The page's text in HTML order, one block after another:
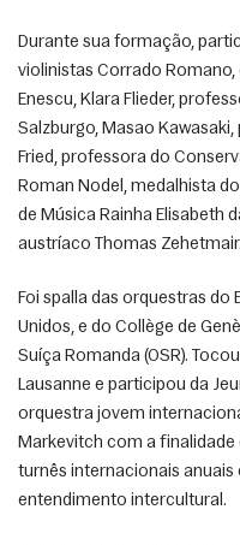
Durante sua formação,
violinistas Corrado Romano,
Enescu, Klara Flieder,
Salzburgo, Masao
Fried, professora do
Roman Nodel, medalhista
de Música Rainha Elisabeth
austríaco Thomas Zehetmair.
Foi spalla das orquestras do
Unidos, e do Collège de
Suíça Romanda (OSR).
Lausanne e participou da
orquestra jovem
Markevitch com a finalidade
turnês internacionais
entendimento intercultural.